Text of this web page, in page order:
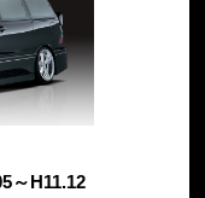
～H11.12